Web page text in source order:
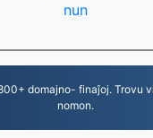
nun
domajno- finaĵoj. Trovu
nomon.